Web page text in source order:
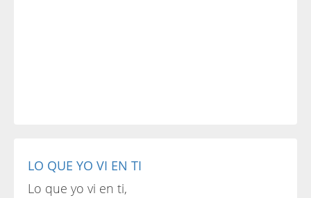
LO QUE YO VI EN TI
Lo que yo vi en ti,